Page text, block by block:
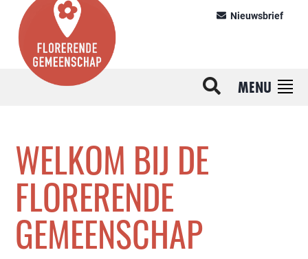
Nieuwsbrief
MENU
WELKOM BIJ DE
FLORERENDE
GEMEENSCHAP